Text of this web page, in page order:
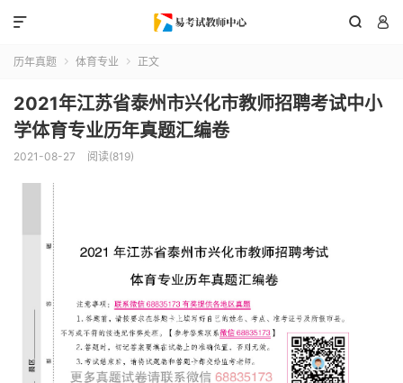
 

历年真题  体育专业  正文
2021年江苏省泰州市兴化市教师招聘考试中小
学体育专业历年真题汇编卷
2021-08-27 阅读(819)